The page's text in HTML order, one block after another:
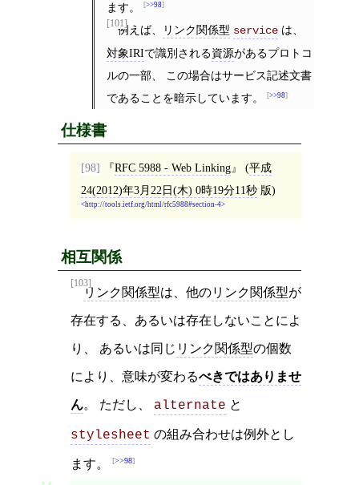
ます。
>>98
[101]例えば、 リンク関係型 serviceは、
対象IRIで識別される資源があるプロトコ
ルの一部、 この場合はサービス記述文書
であることを暗示しています。
>>98
仕様書
[98] RFC 5988 - Web Linking (平成
24(2012)年3月22日(木) 0時19分11秒版)
http://tools.ietf.org/html/rfc5988#section-4
相互関係
[103]
リンク関係型は、他のリンク関係型が
存在する、あるいは存在しないことによ
り、 あるいは同じ リンク関係型の個数
により、意味が変わるべきではありませ
ん。 ただし、 alternate と
stylesheet の組み合わせは例外とし
ます。 >>98